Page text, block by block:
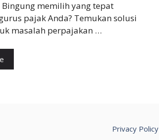
Bingung memilih yang tepat
pajak Anda? Temukan solusi
masalah perpajakan …
Privacy Policy